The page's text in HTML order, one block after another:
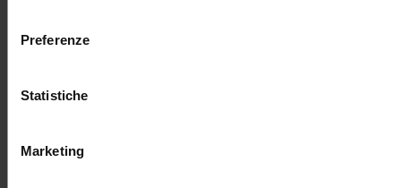
Preferenze
Statistiche
Marketing